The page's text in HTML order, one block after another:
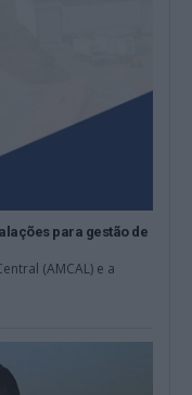
para gestão de
(AMCAL) e a